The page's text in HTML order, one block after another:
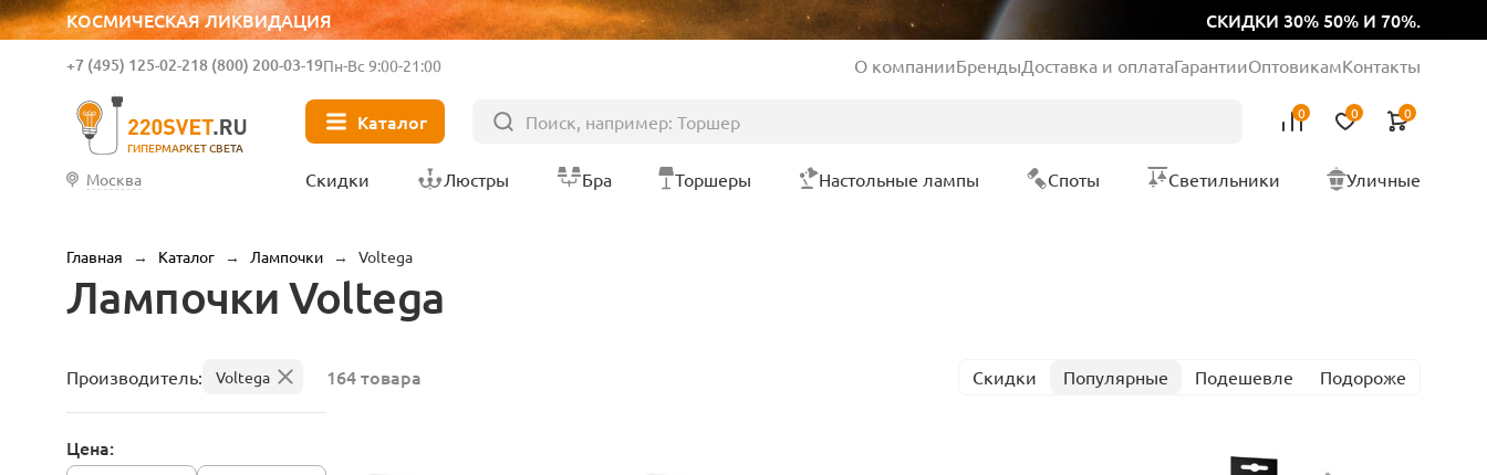
КОСМИЧЕСКАЯ ЛИКВИДАЦИЯ СКИДКИ 30% 50% И 70%.
ГИПЕРМАРКЕТ СВЕТА
+7 (495) 125-02-218 (800) 200-03-19Пн-Вс 9:00-21:00 О компанииБрендыДоставка и оплатаГарантииОптовикамКонтакты
Каталог 0 0 0
Москва Скидки Люстры Бра Торшеры Настольные лампы Споты Светильники Уличные
Главная → Каталог → Лампочки → Voltega
Лампочки Voltega
Производитель: Voltega
Цена:
164 товара Скидки Популярные Подешевле Подороже